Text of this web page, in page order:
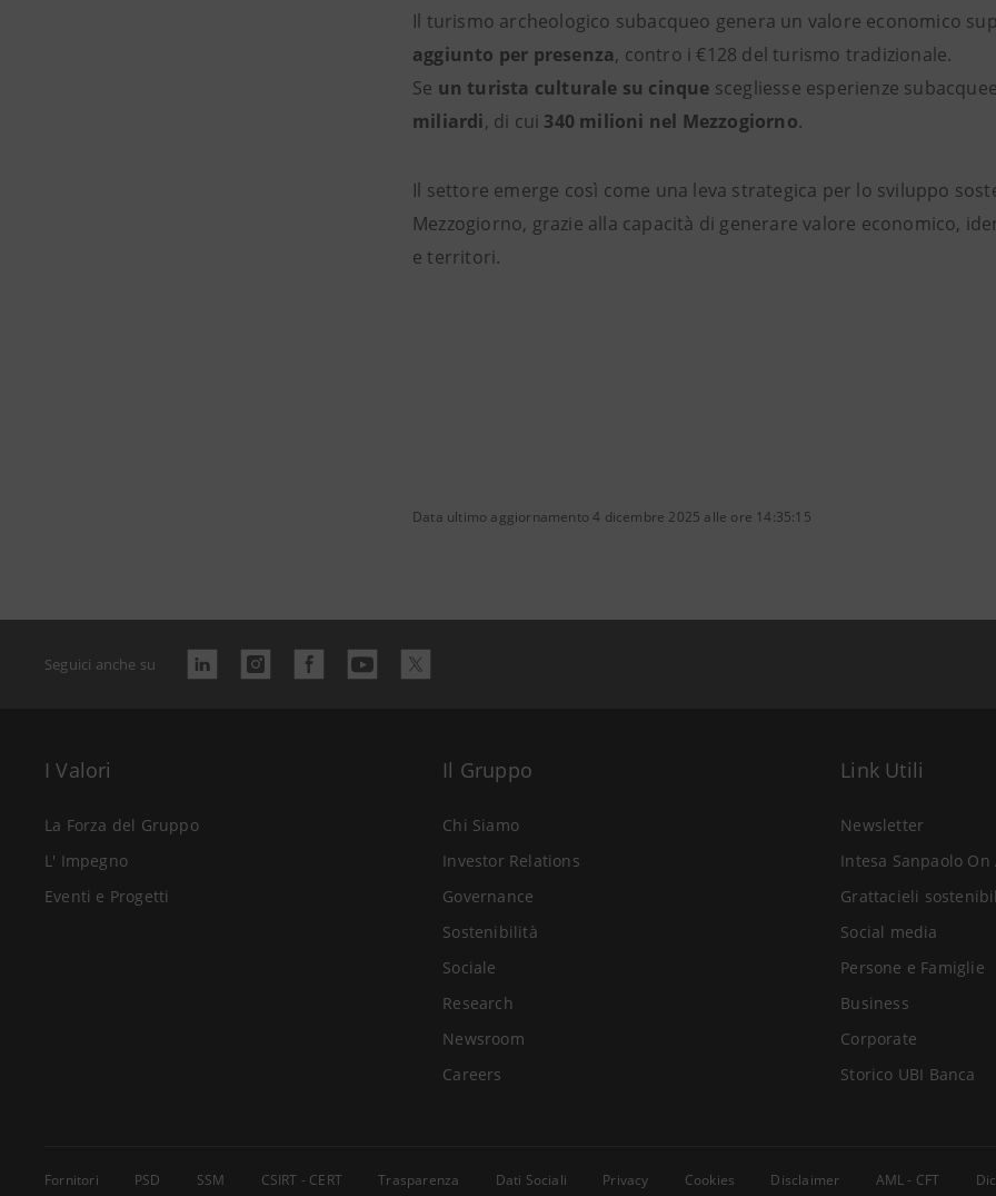
Il turismo archeologico subacqueo genera un valore economico
aggiunto per presenza, contro i €128 del turismo tradizionale.
Se un turista culturale su cinque scegliesse esperienze
miliardi, di cui 340 milioni nel Mezzogiorno.
Il settore emerge così come una leva strategica per lo sviluppo
Mezzogiorno, grazie alla capacità di generare valore economico,
e territori.
Data ultimo aggiornamento 4 dicembre 2025 alle ore 14:35:15
Seguici anche su
I Valori
La Forza del Gruppo
L' Impegno
Eventi e Progetti
Il Gruppo
Chi Siamo
Investor Relations
Governance
Sostenibilità
Sociale
Research
Newsroom
Careers
Link Utili
Newsletter
Intesa Sanpaolo On
Grattacieli
Social media
Persone e Famiglie
Business
Corporate
Storico UBI Banca
Fornitori PSD SSM CSIRT - CERT Trasparenza Dati Sociali Privacy Cookies Disclaimer AML - CFT